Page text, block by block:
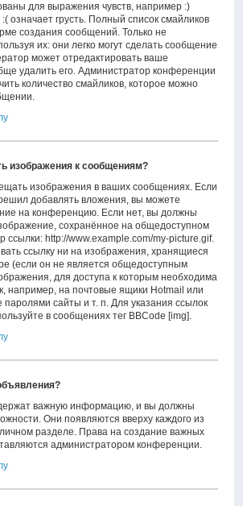
для выражения чувств, например :)
означает грусть. Полный список смайликов
создания сообщений. Только не
их: они легко могут сделать сообщение
может отредактировать ваше
удалить его. Администратор конференции
количество смайликов, которое можно
изображения к сообщениям?
изображения в ваших сообщениях. Если
добавлять вложения, вы можете
на конференцию. Если нет, вы должны
сохранённое на общедоступном
ссылки: http://www.example.com/my-picture.gif.
ссылку ни на изображения, хранящиеся
(если он не является общедоступным
для доступа к которым необходима
например, на почтовые ящики Hotmail или
сайты и т. п. Для указания ссылок
в сообщениях тег BBCode [img].
важную информацию, и вы должны
Они появляются вверху каждого из
разделе. Права на создание важных
администратором конференции.